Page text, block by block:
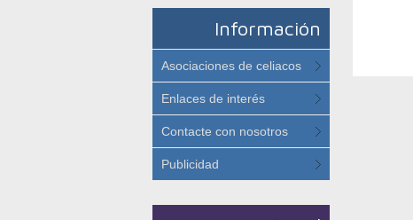
Información
Asociaciones de celiacos
Enlaces de interés
Contacte con nosotros
Publicidad